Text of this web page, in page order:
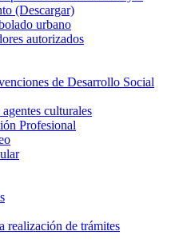
(Descargar)
urbano
autorizados
de Desarrollo Social
culturales
Profesional
realización de trámites